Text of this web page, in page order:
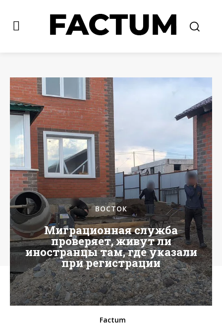
ВОСТОК
Миграционная служба
проверяет, живут ли
иностранцы там, где указали
при регистрации
Factum